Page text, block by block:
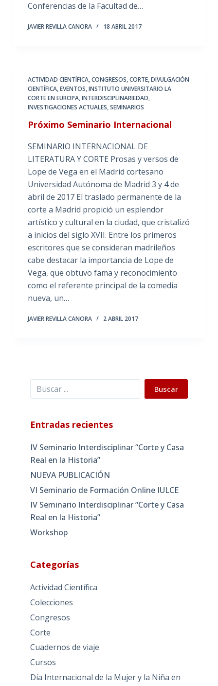
Conferencias de la Facultad de…
JAVIER REVILLA CANORA 18 ABRIL 2017
ACTIVIDAD CIENTÍFICA,CONGRESOS,CORTE,DIVULGACIÓN
CIENTÍFICA,EVENTOS,INSTITUTO UNIVERSITARIO LA
CORTE EN EUROPA,INTERDISCIPLINARIEDAD,
INVESTIGACIONES ACTUALES,SEMINARIOS
Próximo Seminario Internacional
SEMINARIO INTERNACIONAL DE
LITERATURA Y CORTE Prosas y versos de
Lope de Vega en el Madrid cortesano
Universidad Autónoma de Madrid 3 y 4 de
abril de 2017 El traslado permanente de la
corte a Madrid propició un esplendor
artístico y cultural en la ciudad, que cristalizó
a inicios del siglo XVII. Entre los primeros
escritores que se consideran madrileños
cabe destacar la importancia de Lope de
Vega, que obtuvo fama y reconocimiento
como el referente principal de la comedia
nueva, un…
JAVIER REVILLA CANORA 2 ABRIL 2017
Buscar Buscar
Entradas recientes
IV Seminario Interdisciplinar “Corte y Casa
Real en la Historia”
NUEVA PUBLICACIÓN
VI Seminario de Formación Online IULCE
IV Seminario Interdisciplinar “Corte y Casa
Real en la Historia”
Workshop
Categorías
Actividad Científica
Colecciones
Congresos
Corte
Cuadernos de viaje
Cursos
Día Internacional de la Mujer y la Niña en